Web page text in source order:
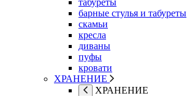
табуреты
барные стулья и табуреты
скамьи
кресла
диваны
пуфы
кровати
ХРАНЕНИЕ
ХРАНЕНИЕ